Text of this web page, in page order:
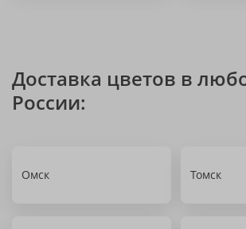
Доставка цветов в
России:
Омск Томск